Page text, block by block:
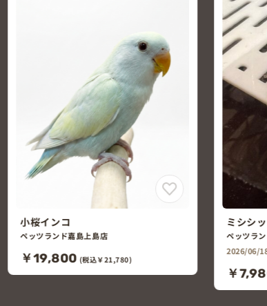
ペッツランド嘉島上島店
￥7,980 (税込￥8,778)